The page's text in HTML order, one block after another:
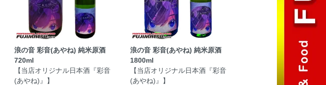
浪の音 彩音(あやね) 純米原酒
720ml
【当店オリジナル日本酒『彩音
(あやね)』】
浪の音 彩音(あやね) 純米原酒
1800ml
【当店オリジナル日本酒『彩音
(あやね)』】